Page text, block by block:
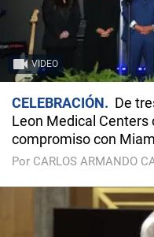
VIDEO
CELEBRACIÓN
De
Leon Medical Centers
compromiso con
Por CARLOS ARMANDO